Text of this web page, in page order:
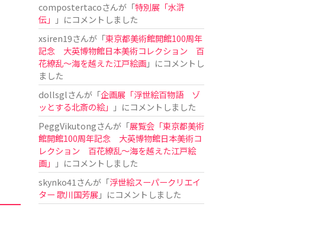
compostertacoさんが「特別展「水滸
伝」
」にコメントしました
xsiren19さんが「東京都美術館開館100周年
記念 大英博物館日本美術コレクション 百
花繚乱～海を越えた江戸絵画」にコメントし
ました
dollsglさんが「企画展「浮世絵百物語 ゾ
ッとする北斎の絵」
」にコメントしました
PeggVikutongさんが「展覧会「東京都美術
館開館100周年記念 大英博物館日本美術コ
レクション 百花繚乱〜海を越えた江戸絵
画」
」にコメントしました
skynko41 さんが「浮世絵スーパークリエイ
ター 歌川国芳展 」にコメントしました